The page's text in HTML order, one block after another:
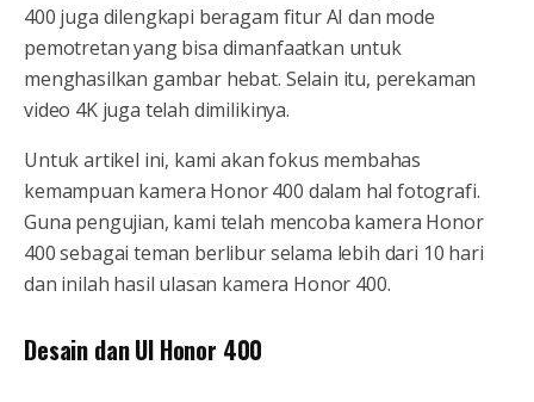
400 juga dilengkapi beragam fitur AI dan mode
pemotretan yang bisa dimanfaatkan untuk
menghasilkan gambar hebat. Selain itu, perekaman
video 4K juga telah dimilikinya.
Untuk artikel ini, kami akan fokus membahas
kemampuan kamera Honor 400 dalam hal fotografi.
Guna pengujian, kami telah mencoba kamera Honor
400 sebagai teman berlibur selama lebih dari 10 hari
dan inilah hasil ulasan kamera Honor 400.
Desain dan UI Honor 400